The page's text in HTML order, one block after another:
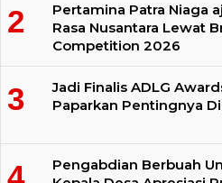
Pertamina Patra Niaga
Rasa Nusantara Lewat
Competition 2026
Jadi Finalis ADLG
Paparkan Pentingnya
Pengabdian Berbuah